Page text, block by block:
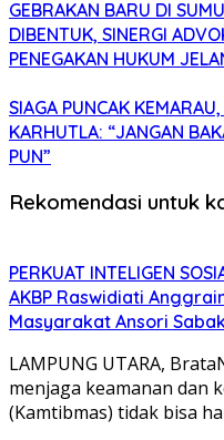
GEBRAKAN BARU DI
DIBENTUK, SINERGI
PENEGAKAN HUKUM
SIAGA PUNCAK
KARHUTLA: “JANGAN
PUN”
Rekomendasi untuk
PERKUAT INTELIGEN
AKBP Raswidiati
Masyarakat Ansori Sabak
LAMPUNG UTARA,
menjaga keamanan dan
(Kamtibmas) tidak bisa